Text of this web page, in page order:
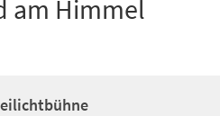
am Himmel